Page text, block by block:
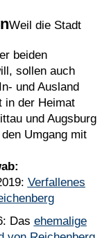
Weil die Stadt
beiden
sollen auch
und Ausland
in der Heimat
und Augsburg
Umgang mit
Verfallenes
Das ehemalige